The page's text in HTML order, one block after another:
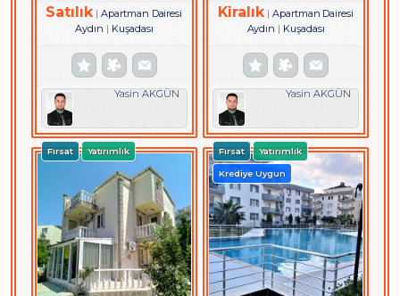
Satılık
Apartman Dairesi
Aydın
Kuşadası
Yasin AKGÜN
Kiralık
Apartman Dairesi
Aydın
Kuşadası
Yasin AKGÜN
Fırsat Yatırımlık Fırsat Yatırımlık
Krediye Uygun